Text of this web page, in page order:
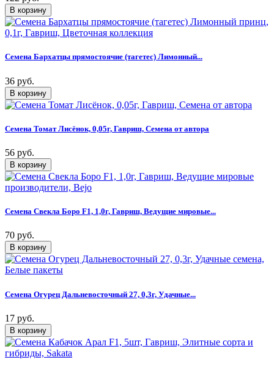
Семена Бархатцы прямостоячие (тагетес) Лимонный...
36 руб.
Семена Томат Лисёнок, 0,05г, Гавриш, Семена от автора
56 руб.
Семена Свекла Боро F1, 1,0г, Гавриш, Ведущие мировые...
70 руб.
Семена Огурец Дальневосточный 27, 0,3г, Удачные...
17 руб.